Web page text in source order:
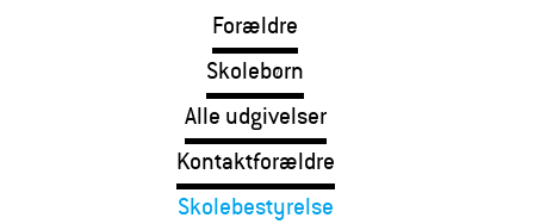
Forældre
Skolebørn
Alle udgivelser
Kontaktforældre
Skolebestyrelse